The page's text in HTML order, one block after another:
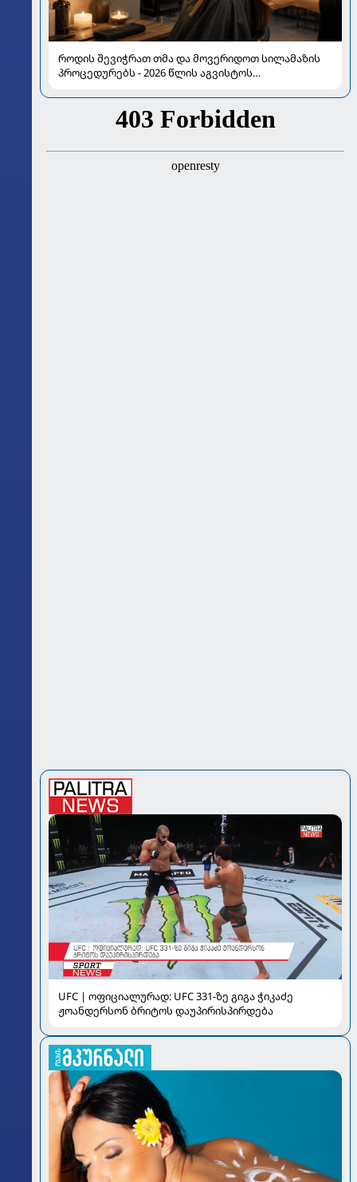
როდის შევიჭრათ თმა და მოვერიდოთ სილამაზის
პროცედურებს - 2026 წლის აგვისტოს
UFC | ოფიციალურად: UFC 331-ზე გიგა ჭიკაძე
ჟოანდერსონ ბრიტოს დაუპირისპირდება